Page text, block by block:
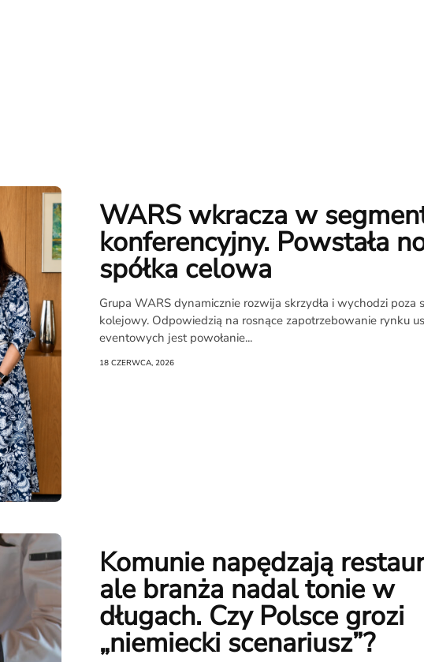
WARS wkracza w
konferencyjny. Powstała
spółka celowa
Grupa WARS dynamicznie rozwija skrzydła i wychodzi poza
kolejowy. Odpowiedzią na rosnące zapotrzebowanie rynku
eventowych jest powołanie...
18 CZERWCA, 2026
Komunie napędzają
ale branża nadal tonie w
długach. Czy Polsce grozi
„niemiecki scenariusz”?